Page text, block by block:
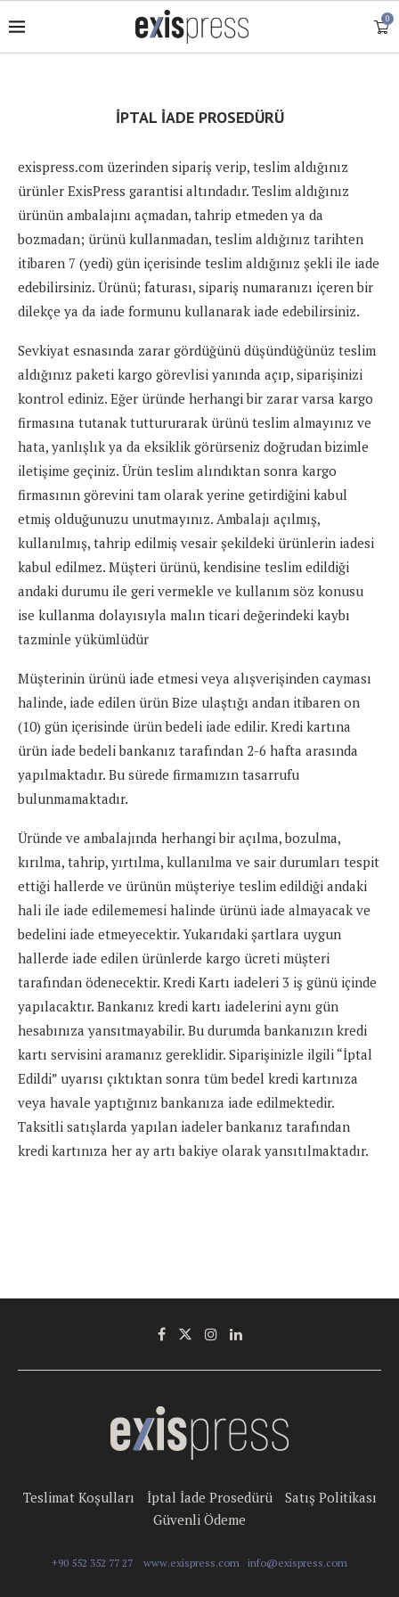
0
İPTAL İADE PROSEDÜRÜ
exispress.com üzerinden sipariş verip, teslim aldığınız
ürünler ExisPress garantisi altındadır. Teslim aldığınız
ürünün ambalajını açmadan, tahrip etmeden ya da
bozmadan; ürünü kullanmadan, teslim aldığınız tarihten
itibaren 7 (yedi) gün içerisinde teslim aldığınız şekli ile iade
edebilirsiniz. Ürünü; faturası, sipariş numaranızı içeren bir
dilekçe ya da iade formunu kullanarak iade edebilirsiniz.
Sevkiyat esnasında zarar gördüğünü düşündüğünüz teslim
aldığınız paketi kargo görevlisi yanında açıp, siparişinizi
kontrol ediniz. Eğer üründe herhangi bir zarar varsa kargo
firmasına tutanak tuttururarak ürünü teslim almayınız ve
hata, yanlışlık ya da eksiklik görürseniz doğrudan bizimle
iletişime geçiniz. Ürün teslim alındıktan sonra kargo
firmasının görevini tam olarak yerine getirdiğini kabul
etmiş olduğunuzu unutmayınız. Ambalajı açılmış,
kullanılmış, tahrip edilmiş vesair şekildeki ürünlerin iadesi
kabul edilmez. Müşteri ürünü, kendisine teslim edildiği
andaki durumu ile geri vermekle ve kullanım söz konusu
ise kullanma dolayısıyla malın ticari değerindeki kaybı
tazminle yükümlüdür
Müşterinin ürünü iade etmesi veya alışverişinden cayması
halinde, iade edilen ürün Bize ulaştığı andan itibaren on
(10) gün içerisinde ürün bedeli iade edilir. Kredi kartına
ürün iade bedeli bankanız tarafından 2-6 hafta arasında
yapılmaktadır. Bu sürede firmamızın tasarrufu
bulunmamaktadır.
Üründe ve ambalajında herhangi bir açılma, bozulma,
kırılma, tahrip, yırtılma, kullanılma ve sair durumları tespit
ettiği hallerde ve ürünün müşteriye teslim edildiği andaki
hali ile iade edilememesi halinde ürünü iade almayacak ve
bedelini iade etmeyecektir. Yukarıdaki şartlara uygun
hallerde iade edilen ürünlerde kargo ücreti müşteri
tarafından ödenecektir. Kredi Kartı iadeleri 3 iş günü içinde
yapılacaktır. Bankanız kredi kartı iadelerini aynı gün
hesabınıza yansıtmayabilir. Bu durumda bankanızın kredi
kartı servisini aramanız gereklidir. Siparişinizle ilgili “İptal
Edildi” uyarısı çıktıktan sonra tüm bedel kredi kartınıza
veya havale yaptığınız bankanıza iade edilmektedir.
Taksitli satışlarda yapılan iadeler bankanız tarafından
kredi kartınıza her ay artı bakiye olarak yansıtılmaktadır.
Teslimat Koşulları İptal İade Prosedürü
Satış Politikası
Güvenli Ödeme
+90 552 352 77 27 www.exispress.com info@exispress.com